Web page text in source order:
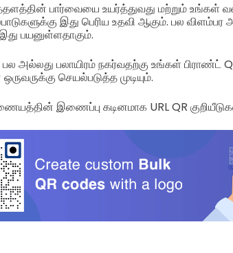
பார்வையை உயர்த்துவது மற்றும் உங்கள்
இது பெரிய உதவி ஆகும். பல
பயனுள்ளதாகும்.
அல்லது பலாயிரம் நகர்வதற்கு உங்கள் பிராண்ட்
செயல்படுத்த முடியும்.
இணைப்பு கடினமாக URL QR